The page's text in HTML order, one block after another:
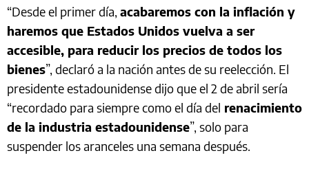
“Desde el primer día, acabaremos con la inflación y
haremos que Estados Unidos vuelva a ser
accesible, para reducir los precios de todos los
bienes”, declaró a la nación antes de su reelección. El
presidente estadounidense dijo que el 2 de abril sería
“recordado para siempre como el día del renacimiento
de la industria estadounidense”, solo para
suspender los aranceles una semana después.